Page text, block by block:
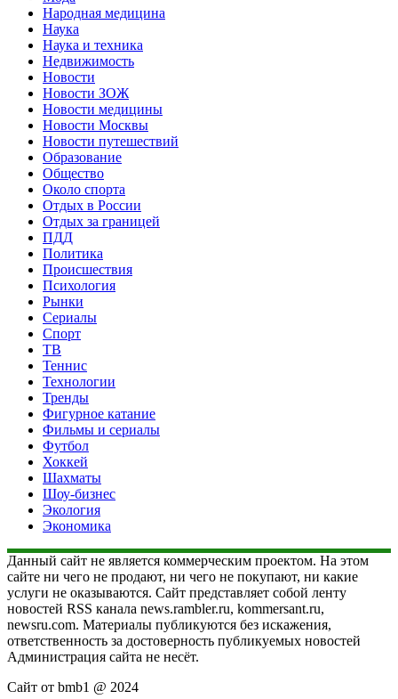
Народная медицина
Наука
Наука и техника
Недвижимость
Новости
Новости ЗОЖ
Новости медицины
Новости Москвы
Новости путешествий
Образование
Общество
Около спорта
Отдых в России
Отдых за границей
ПДД
Политика
Происшествия
Психология
Рынки
Сериалы
Спорт
ТВ
Теннис
Технологии
Тренды
Фигурное катание
Фильмы и сериалы
Футбол
Хоккей
Шахматы
Шоу-бизнес
Экология
Экономика
Данный сайт не является коммерческим проектом. На этом
сайте ни чего не продают, ни чего не покупают, ни какие
услуги не оказываются. Сайт представляет собой ленту
новостей RSS канала news.rambler.ru, kommersant.ru,
newsru.com. Материалы публикуются без искажения,
ответственность за достоверность публикуемых новостей
Администрация сайта не несёт.
Сайт от bmb1 @ 2024